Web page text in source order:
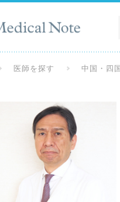
医師を探す 中国・四